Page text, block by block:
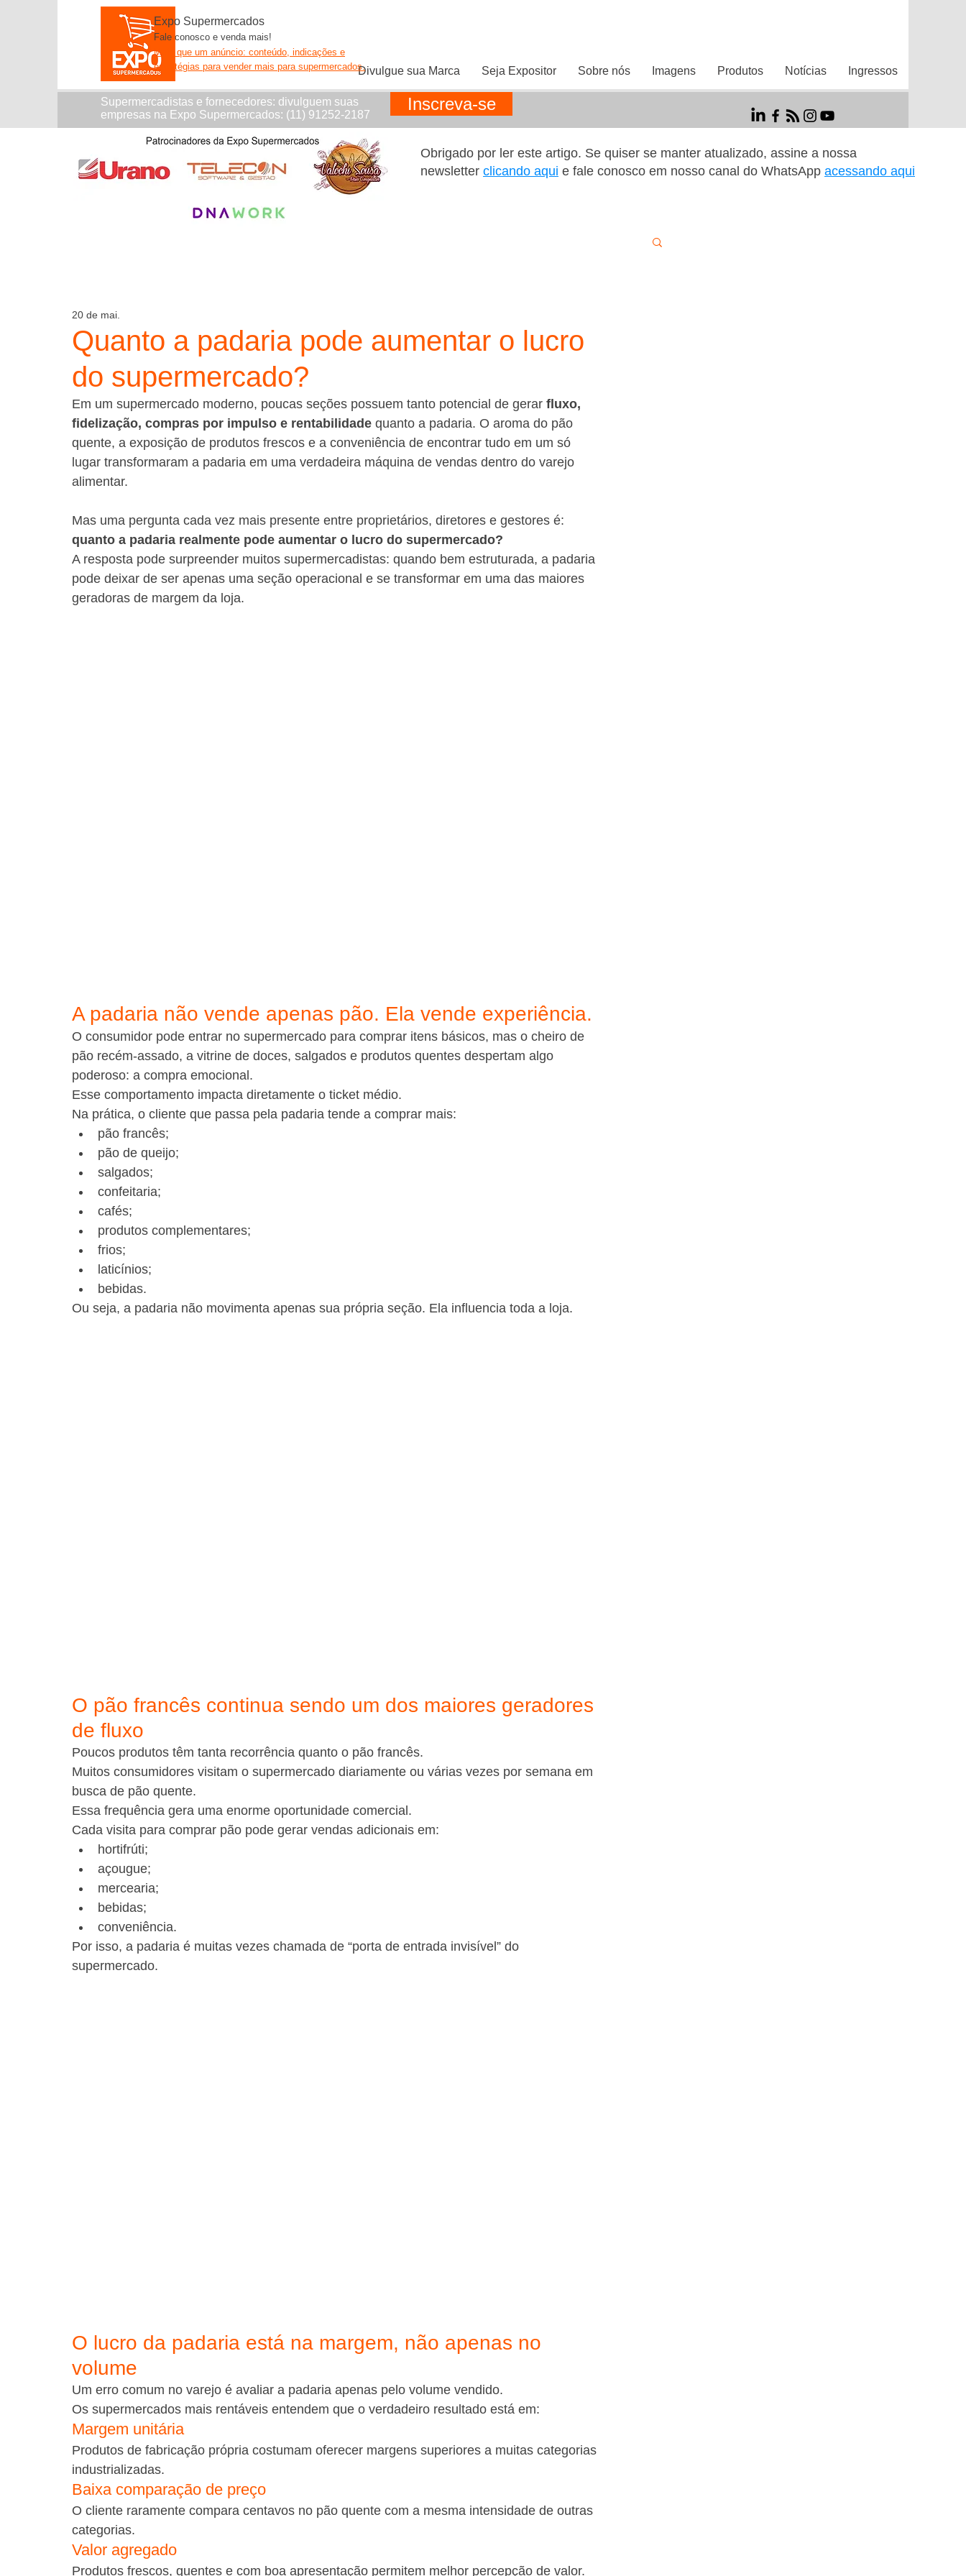
Divulgue sua Marca Seja Expositor Sobre nós Imagens Produtos Notícias Ingressos
Expo Supermercados
Fale conosco e venda mais!
Mais que um anúncio: conteúdo, indicações e
estratégias para vender mais para supermercados.
Supermercadistas e fornecedores: divulguem suas
empresas na Expo Supermercados: (11) 91252-2187
Inscreva-se
Obrigado por ler este artigo. Se quiser se manter atualizado, assine a nossa
newsletter clicando aqui e fale conosco em nosso canal do WhatsApp acessando aqui
Quanto a padaria pode aumentar o lucro
do supermercado?
20 de mai.
Em um supermercado moderno, poucas seções possuem tanto potencial de gerar fluxo,
fidelização, compras por impulso e rentabilidade quanto a padaria. O aroma do pão
quente, a exposição de produtos frescos e a conveniência de encontrar tudo em um só
lugar transformaram a padaria em uma verdadeira máquina de vendas dentro do varejo
alimentar.
Mas uma pergunta cada vez mais presente entre proprietários, diretores e gestores é:
quanto a padaria realmente pode aumentar o lucro do supermercado?
A resposta pode surpreender muitos supermercadistas: quando bem estruturada, a padaria
pode deixar de ser apenas uma seção operacional e se transformar em uma das maiores
geradoras de margem da loja.
A padaria não vende apenas pão. Ela vende experiência.
O consumidor pode entrar no supermercado para comprar itens básicos, mas o cheiro de
pão recém-assado, a vitrine de doces, salgados e produtos quentes despertam algo
poderoso: a compra emocional.
Esse comportamento impacta diretamente o ticket médio.
Na prática, o cliente que passa pela padaria tende a comprar mais:
pão francês;
pão de queijo;
salgados;
confeitaria;
cafés;
produtos complementares;
frios;
laticínios;
bebidas.
Ou seja, a padaria não movimenta apenas sua própria seção. Ela influencia toda a loja.
O pão francês continua sendo um dos maiores geradores
de fluxo
Poucos produtos têm tanta recorrência quanto o pão francês.
Muitos consumidores visitam o supermercado diariamente ou várias vezes por semana em
busca de pão quente.
Essa frequência gera uma enorme oportunidade comercial.
Cada visita para comprar pão pode gerar vendas adicionais em:
hortifrúti;
açougue;
mercearia;
bebidas;
conveniência.
Por isso, a padaria é muitas vezes chamada de “porta de entrada invisível” do
supermercado.
O lucro da padaria está na margem, não apenas no
volume
Um erro comum no varejo é avaliar a padaria apenas pelo volume vendido.
Os supermercados mais rentáveis entendem que o verdadeiro resultado está em:
Margem unitária
Produtos de fabricação própria costumam oferecer margens superiores a muitas categorias
industrializadas.
Baixa comparação de preço
O cliente raramente compara centavos no pão quente com a mesma intensidade de outras
categorias.
Valor agregado
Produtos frescos, quentes e com boa apresentação permitem melhor percepção de valor.